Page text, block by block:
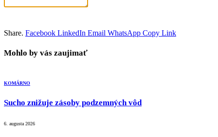
Share. Facebook LinkedIn Email WhatsApp Copy Link
Mohlo by vás zaujimať
KOMÁRNO
Sucho znižuje zásoby podzemných vôd
6. augusta 2026